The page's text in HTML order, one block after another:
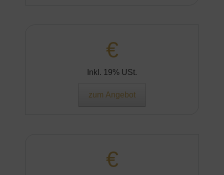
€
Inkl. 19% USt.
zum Angebot
€